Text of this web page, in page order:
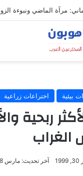
بيئية اختراعات زراعية
ربحية
الغراب
آخر تحديث: مارس 28, 2023